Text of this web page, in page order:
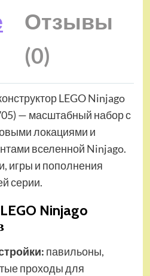
Отзывы
(0)
LEGO Ninjago
— масштабный набор с
локациями и
вселенной Ninjago.
игры и пополнения
серии.
Ninjago
павильоны,
проходы для